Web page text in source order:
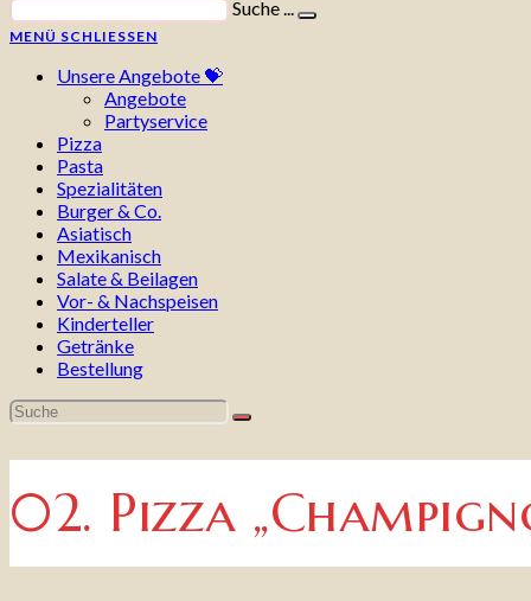
Suche ...
MENÜ SCHLIESSEN
Unsere Angebote 💝
Angebote
Partyservice
Pizza
Pasta
Spezialitäten
Burger & Co.
Asiatisch
Mexikanisch
Salate & Beilagen
Vor- & Nachspeisen
Kinderteller
Getränke
Bestellung
02. Pizza